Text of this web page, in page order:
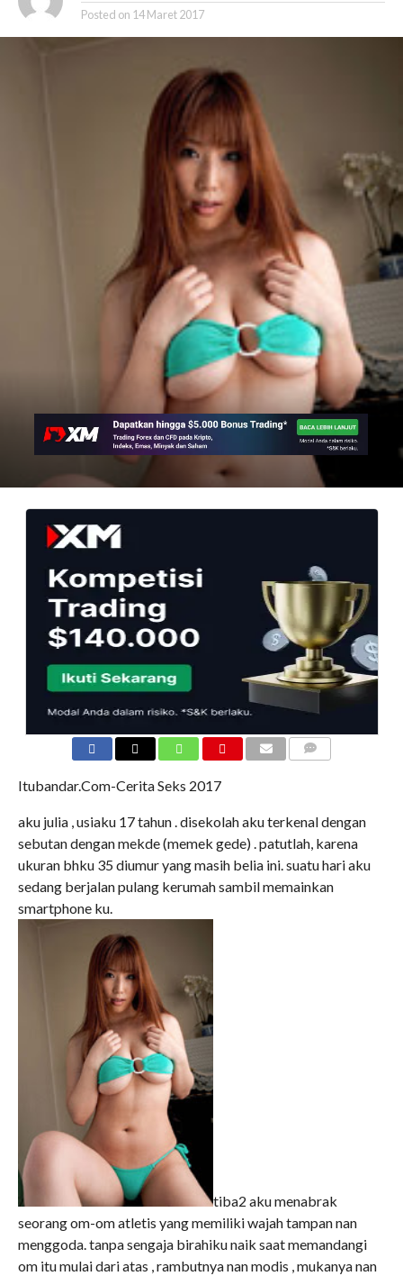
Posted on 14 Maret 2017
Itubandar.Com-Cerita Seks 2017
aku julia , usiaku 17 tahun . disekolah aku terkenal dengan
sebutan dengan mekde (memek gede) . patutlah, karena
ukuran bhku 35 diumur yang masih belia ini. suatu hari aku
sedang berjalan pulang kerumah sambil memainkan
smartphone ku.
tiba2 aku menabrak
seorang om-om atletis yang memiliki wajah tampan nan
menggoda. tanpa sengaja birahiku naik saat memandangi
om itu mulai dari atas , rambutnya nan modis , mukanya nan